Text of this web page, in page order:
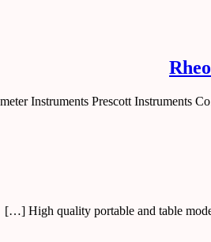
Instruments Prescott Instruments Co.
High quality portable and table